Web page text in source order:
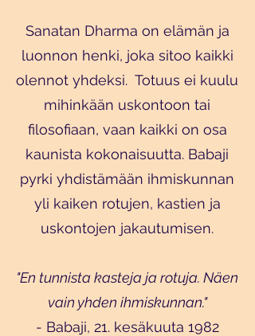
Sanatan Dharma on elämän ja
luonnon henki, joka sitoo kaikki
olennot yhdeksi. Totuus ei kuulu
mihinkään uskontoon tai
filosofiaan, vaan kaikki on osa
kaunista kokonaisuutta. Babaji
pyrki yhdistämään ihmiskunnan
yli kaiken rotujen, kastien ja
uskontojen jakautumisen.
"En tunnista kasteja ja rotuja. Näen
vain yhden ihmiskunnan."
- Babaji, 21. kesäkuuta 1982